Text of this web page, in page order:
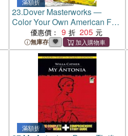
滿額折
23.Dover Masterworks ―
Color Your Own American Folk
Art Paintings
優惠價： 9 205
無庫存
滿額折